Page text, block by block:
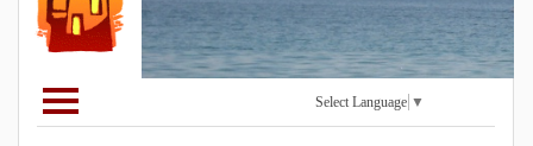
Select Language ▼